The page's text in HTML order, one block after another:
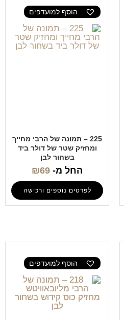
הוסף למועדפים
225 – תמונה של הרבי מחייך
ומחזיק שטר של דולר ביד
בשחור לבן
החל מ- ₪69
לפרטים נוספים ורכישה
הוסף למועדפים